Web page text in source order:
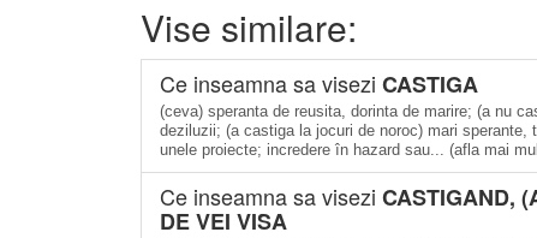
Vise similare:
Ce inseamna sa visezi CASTIGA
(ceva) speranta de reusita, dorinta de marire; (a nu
deziluzii; (a castiga la jocuri de noroc) mari
unele proiecte; incredere în hazard sau... (afla mai
Ce inseamna sa visezi CASTIGAND,
DE VEI VISA